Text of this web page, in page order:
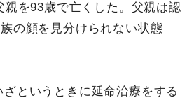
を93歳で亡くした。父親は認
の顔を見分けられない状態
というときに延命治療をする